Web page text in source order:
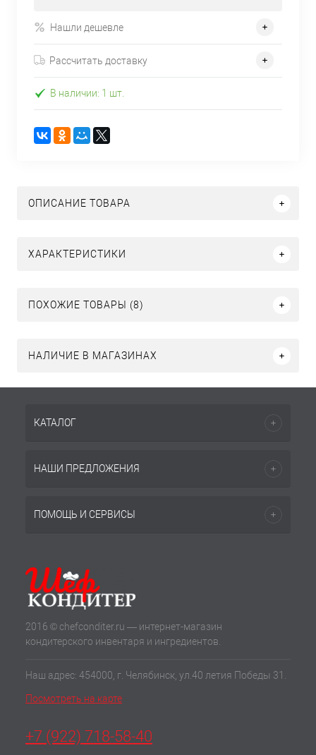
Нашли дешевле
Рассчитать доставку
В наличии: 1 шт.
ОПИСАНИЕ ТОВАРА
ХАРАКТЕРИСТИКИ
ПОХОЖИЕ ТОВАРЫ (8)
НАЛИЧИЕ В МАГАЗИНАХ
КАТАЛОГ
НАШИ ПРЕДЛОЖЕНИЯ
ПОМОЩЬ И СЕРВИСЫ
2016 © chefconditer.ru — интернет-магазин
кондитерского инвентаря и ингредиентов.
Наш адрес: 454000, г. Челябинск, ул.40 летия Победы 31.
Посмотреть на карте
+7 (922) 718-58-40